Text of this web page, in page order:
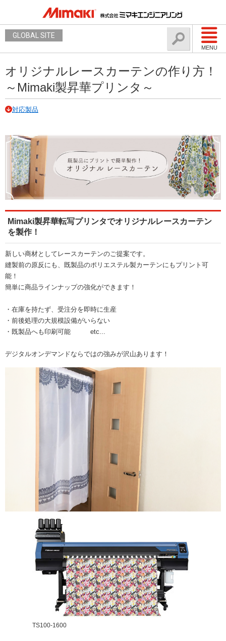
MENU
GLOBAL SITE
オリジナルレースカーテンの作り方！
～Mimaki製昇華プリンタ～
対応製品
Mimaki製昇華転写プリンタでオリジナルレースカーテン
を製作！
新しい商材としてレースカーテンのご提案です。
縫製前の原反にも、既製品のポリエステル製カーテンにもプリント可
能！
簡単に商品ラインナップの強化ができます！
・在庫を持たず、受注分を即時に生産
・前後処理の大規模設備がいらない
・既製品へも印刷可能 etc...
デジタルオンデマンドならではの強みが沢山あります！
TS100-1600